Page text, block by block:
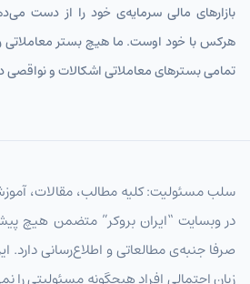
بازارهای مالی سرمایه‌ی خود را از دست
هرکس با خود اوست. ما هیچ بستر معاملاتی
تمامی بسترهای معاملاتی اشکالات و نواقصی
سلب مسئولیت: کلیه مطالب، مقالات،
در وبسایت “ایران بروکر” متضمن هیچ
صرفا جنبه‌ی مطالعاتی و اطلاع‌رسانی
زیان احتمالی افراد هیچگونه مسئولیتی را